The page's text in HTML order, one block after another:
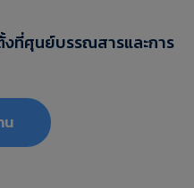
งที่ศุนย์บรรณสารและการ
น